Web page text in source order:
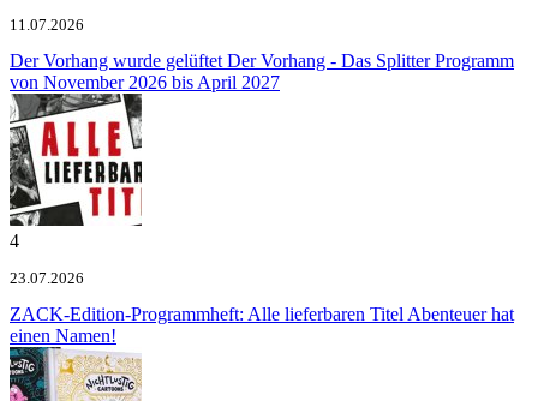
11.07.2026
Der Vorhang wurde gelüftet Der Vorhang - Das Splitter Programm
von November 2026 bis April 2027
4
23.07.2026
ZACK-Edition-Programmheft: Alle lieferbaren Titel Abenteuer hat
einen Namen!